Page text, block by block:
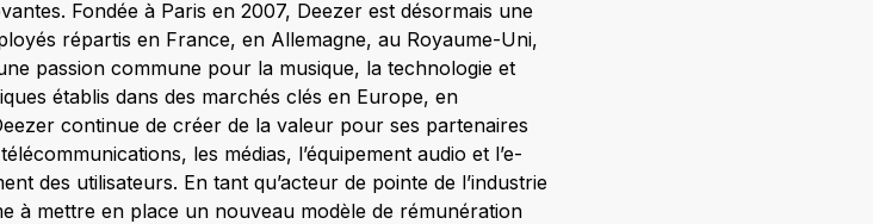
Fondée à Paris en 2007, Deezer est désormais une
répartis en France, en Allemagne, au Royaume-Uni,
passion commune pour la musique, la technologie et
établis dans des marchés clés en Europe, en
continue de créer de la valeur pour ses partenaires
les médias, l’équipement audio et l’e-
des utilisateurs. En tant qu’acteur de pointe de l’industrie
à mettre en place un nouveau modèle de rémunération